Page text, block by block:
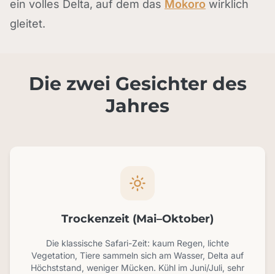
ein volles Delta, auf dem das Mokoro wirklich
gleitet.
Die zwei Gesichter des
Jahres
Trockenzeit (Mai–Oktober)
Die klassische Safari-Zeit: kaum Regen, lichte
Vegetation, Tiere sammeln sich am Wasser, Delta auf
Höchststand, weniger Mücken. Kühl im Juni/Juli, sehr